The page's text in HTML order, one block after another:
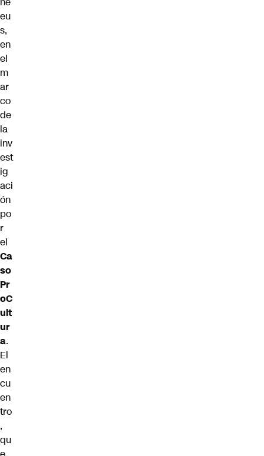
eu
s,
en
el
m
ar
co
de
la
inv
est
ig
aci
ón
po
r
el
Ca
so
Pr
oC
ult
ur
a.
El
en
cu
en
tro
,
qu